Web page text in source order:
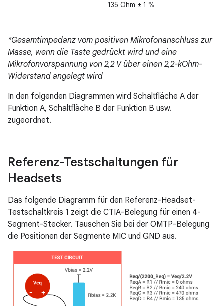
135 Ohm ± 1 %
*Gesamtimpedanz vom positiven Mikrofonanschluss zur
Masse, wenn die Taste gedrückt wird und eine
Mikrofonvorspannung von 2,2 V über einen 2,2-kOhm-
Widerstand angelegt wird
In den folgenden Diagrammen wird Schaltfläche A der
Funktion A, Schaltfläche B der Funktion B usw.
zugeordnet.
Referenz-Testschaltungen für
Headsets
Das folgende Diagramm für den Referenz-Headset-
Testschaltkreis 1 zeigt die CTIA-Belegung für einen 4-
Segment-Stecker. Tauschen Sie bei der OMTP-Belegung
die Positionen der Segmente MIC und GND aus.